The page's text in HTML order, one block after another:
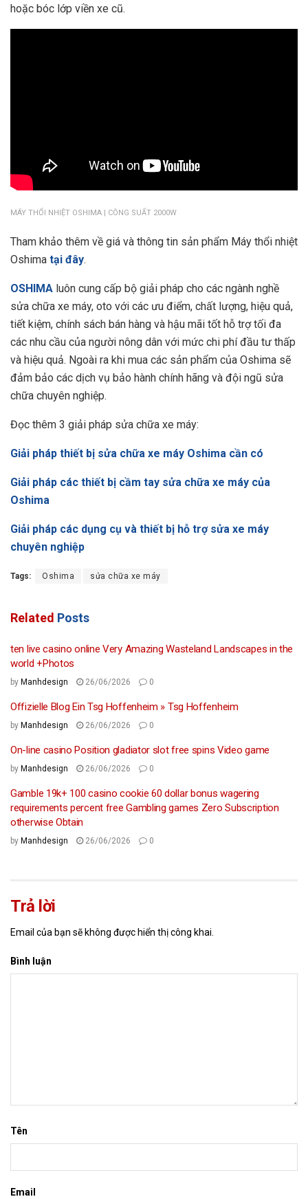
hoặc bóc lớp viền xe cũ.
MÁY THỔI NHIỆT OSHIMA | CÔNG SUẤT 2000W
Tham khảo thêm về giá và thông tin sản phẩm Máy thổi nhiệt
Oshima tại đây.
OSHIMA luôn cung cấp bộ giải pháp cho các ngành nghề
sửa chữa xe máy, oto với các ưu điểm, chất lượng, hiệu quả,
tiết kiệm, chính sách bán hàng và hậu mãi tốt hỗ trợ tối đa
các nhu cầu của người nông dân với mức chi phí đầu tư thấp
và hiệu quả. Ngoài ra khi mua các sản phẩm của Oshima sẽ
đảm bảo các dịch vụ bảo hành chính hãng và đội ngũ sửa
chữa chuyên nghiệp.
Đọc thêm 3 giải pháp sửa chữa xe máy:
Giải pháp thiết bị sửa chữa xe máy Oshima cần có
Giải pháp các thiết bị cầm tay sửa chữa xe máy của
Oshima
Giải pháp các dụng cụ và thiết bị hỗ trợ sửa xe máy
chuyên nghiệp
Tags: Oshima sửa chữa xe máy
Related Posts
ten live casino online Very Amazing Wasteland Landscapes in the
world +Photos
by Manhdesign 26/06/2026 0
Offizielle Blog Ein Tsg Hoffenheim » Tsg Hoffenheim
by Manhdesign 26/06/2026 0
On-line casino Position gladiator slot free spins Video game
by Manhdesign 26/06/2026 0
Gamble 19k+ 100 casino cookie 60 dollar bonus wagering
requirements percent free Gambling games Zero Subscription
otherwise Obtain
by Manhdesign 26/06/2026 0
Trả lời
Email của bạn sẽ không được hiển thị công khai.
Bình luận
Tên
Email